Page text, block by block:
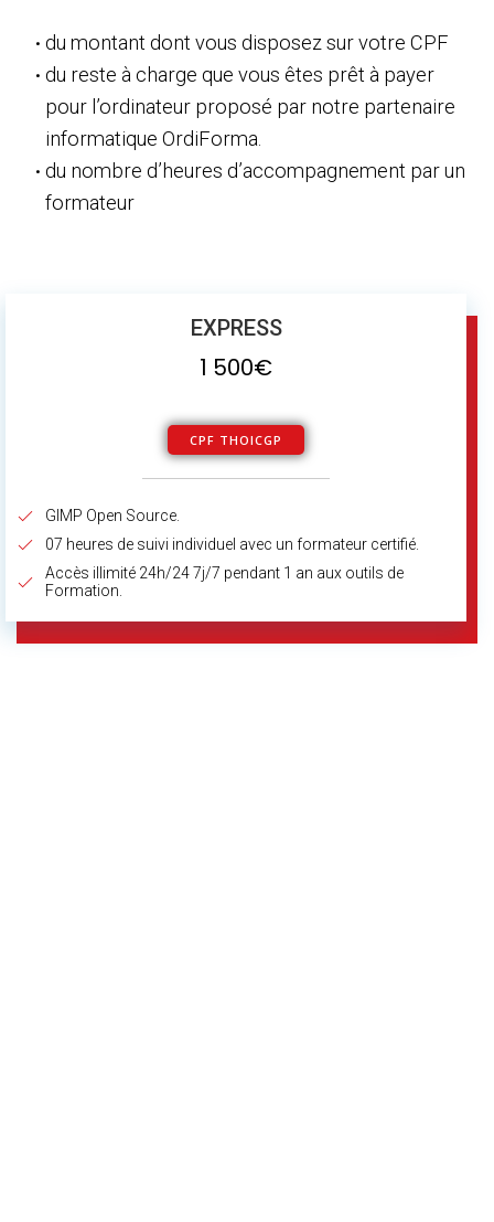
du montant dont vous disposez sur votre CPF
du reste à charge que vous êtes prêt à payer
pour l’ordinateur proposé par notre partenaire
informatique OrdiForma.
du nombre d’heures d’accompagnement par un
formateur
EXPRESS
1 500€
CPF THOICGP
GIMP Open Source.
07 heures de suivi individuel avec un formateur certifié.
Accès illimité 24h/24 7j/7 pendant 1 an aux outils de
Formation.